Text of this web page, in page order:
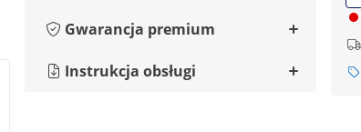
Gwarancja premium
Instrukcja obsługi